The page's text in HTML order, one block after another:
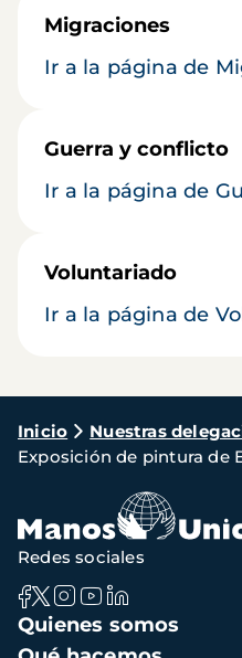
Migraciones
Ir a la página de
Guerra y conflicto
Ir a la página de
Voluntariado
Ir a la página de
Ruta
de
navegación
Inicio Nuestras
Exposición de pintura de
Navegación
principal
Quienes somos
Redes sociales